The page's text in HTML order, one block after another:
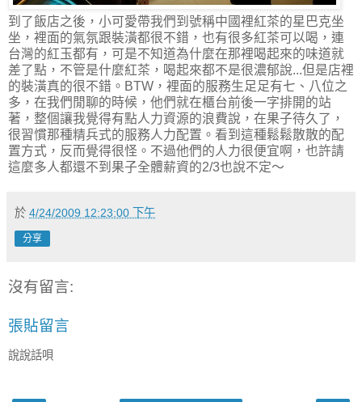
到了飯店之後，小可愛帶我們到號稱中國裡紅茶的星巴克坐
坐，裡面的氣氛跟裝潢都很不錯，也有很多紅茶可以喝，連
台灣的紅玉都有，可是不知道為什麼在那裡喝起來的味道就
差了點，不管是什麼紅茶，喝起來都不是很濃郁說...但是店裡
的裝潢真的很不錯。BTW，裡面的服務生足足有七、八位之
多，在我們閒聊的時候，他們就在櫃台前後一字排開的站
著，整個讓我覺得有點人力資源的浪費說，在果子待久了，
很習慣那種精兵式的服務人力配置。看到這種鬆鬆散散的配
置方式，反而覺得很怪。不過他們的人力很便宜啊，也許請
這麼多人都還不到果子全體薪資的2/3也說不定～
於 4/24/2009 12:23:00 下午
分享
沒有留言:
張貼留言
說說話唄